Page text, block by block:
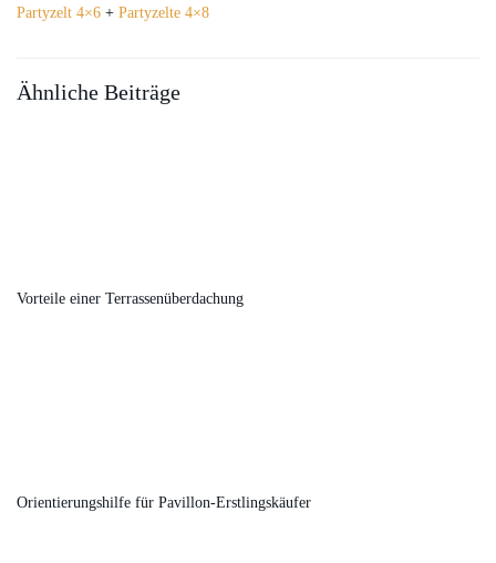
Partyzelt 4×6 + Partyzelte 4×8
Ähnliche Beiträge
Vorteile einer Terrassenüberdachung
Orientierungshilfe für Pavillon-Erstlingskäufer